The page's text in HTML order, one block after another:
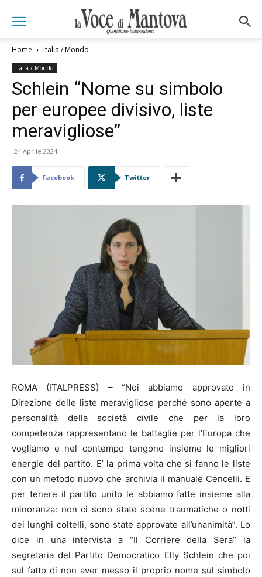
Home Italia / Mondo
Italia / Mondo
Schlein “Nome su simbolo
per europee divisivo, liste
meravigliose”
24 Aprile 2024
Facebook Twitter
ROMA (ITALPRESS) – “Noi abbiamo approvato in
Direzione delle liste meravigliose perchè sono aperte a
personalità della società civile che per la loro
competenza rappresentano le battaglie per l’Europa che
vogliamo e nel contempo tengono insieme le migliori
energie del partito. E’ la prima volta che si fanno le liste
con un metodo nuovo che archivia il manuale Cencelli. E
per tenere il partito unito le abbiamo fatte insieme alla
minoranza: non ci sono state scene traumatiche o notti
dei lunghi coltelli, sono state approvate all’unanimità”. Lo
dice in una intervista a “Il Corriere della Sera” la
segretaria del Partito Democratico Elly Schlein che poi
sul fatto di non aver messo il proprio nome sul simbolo